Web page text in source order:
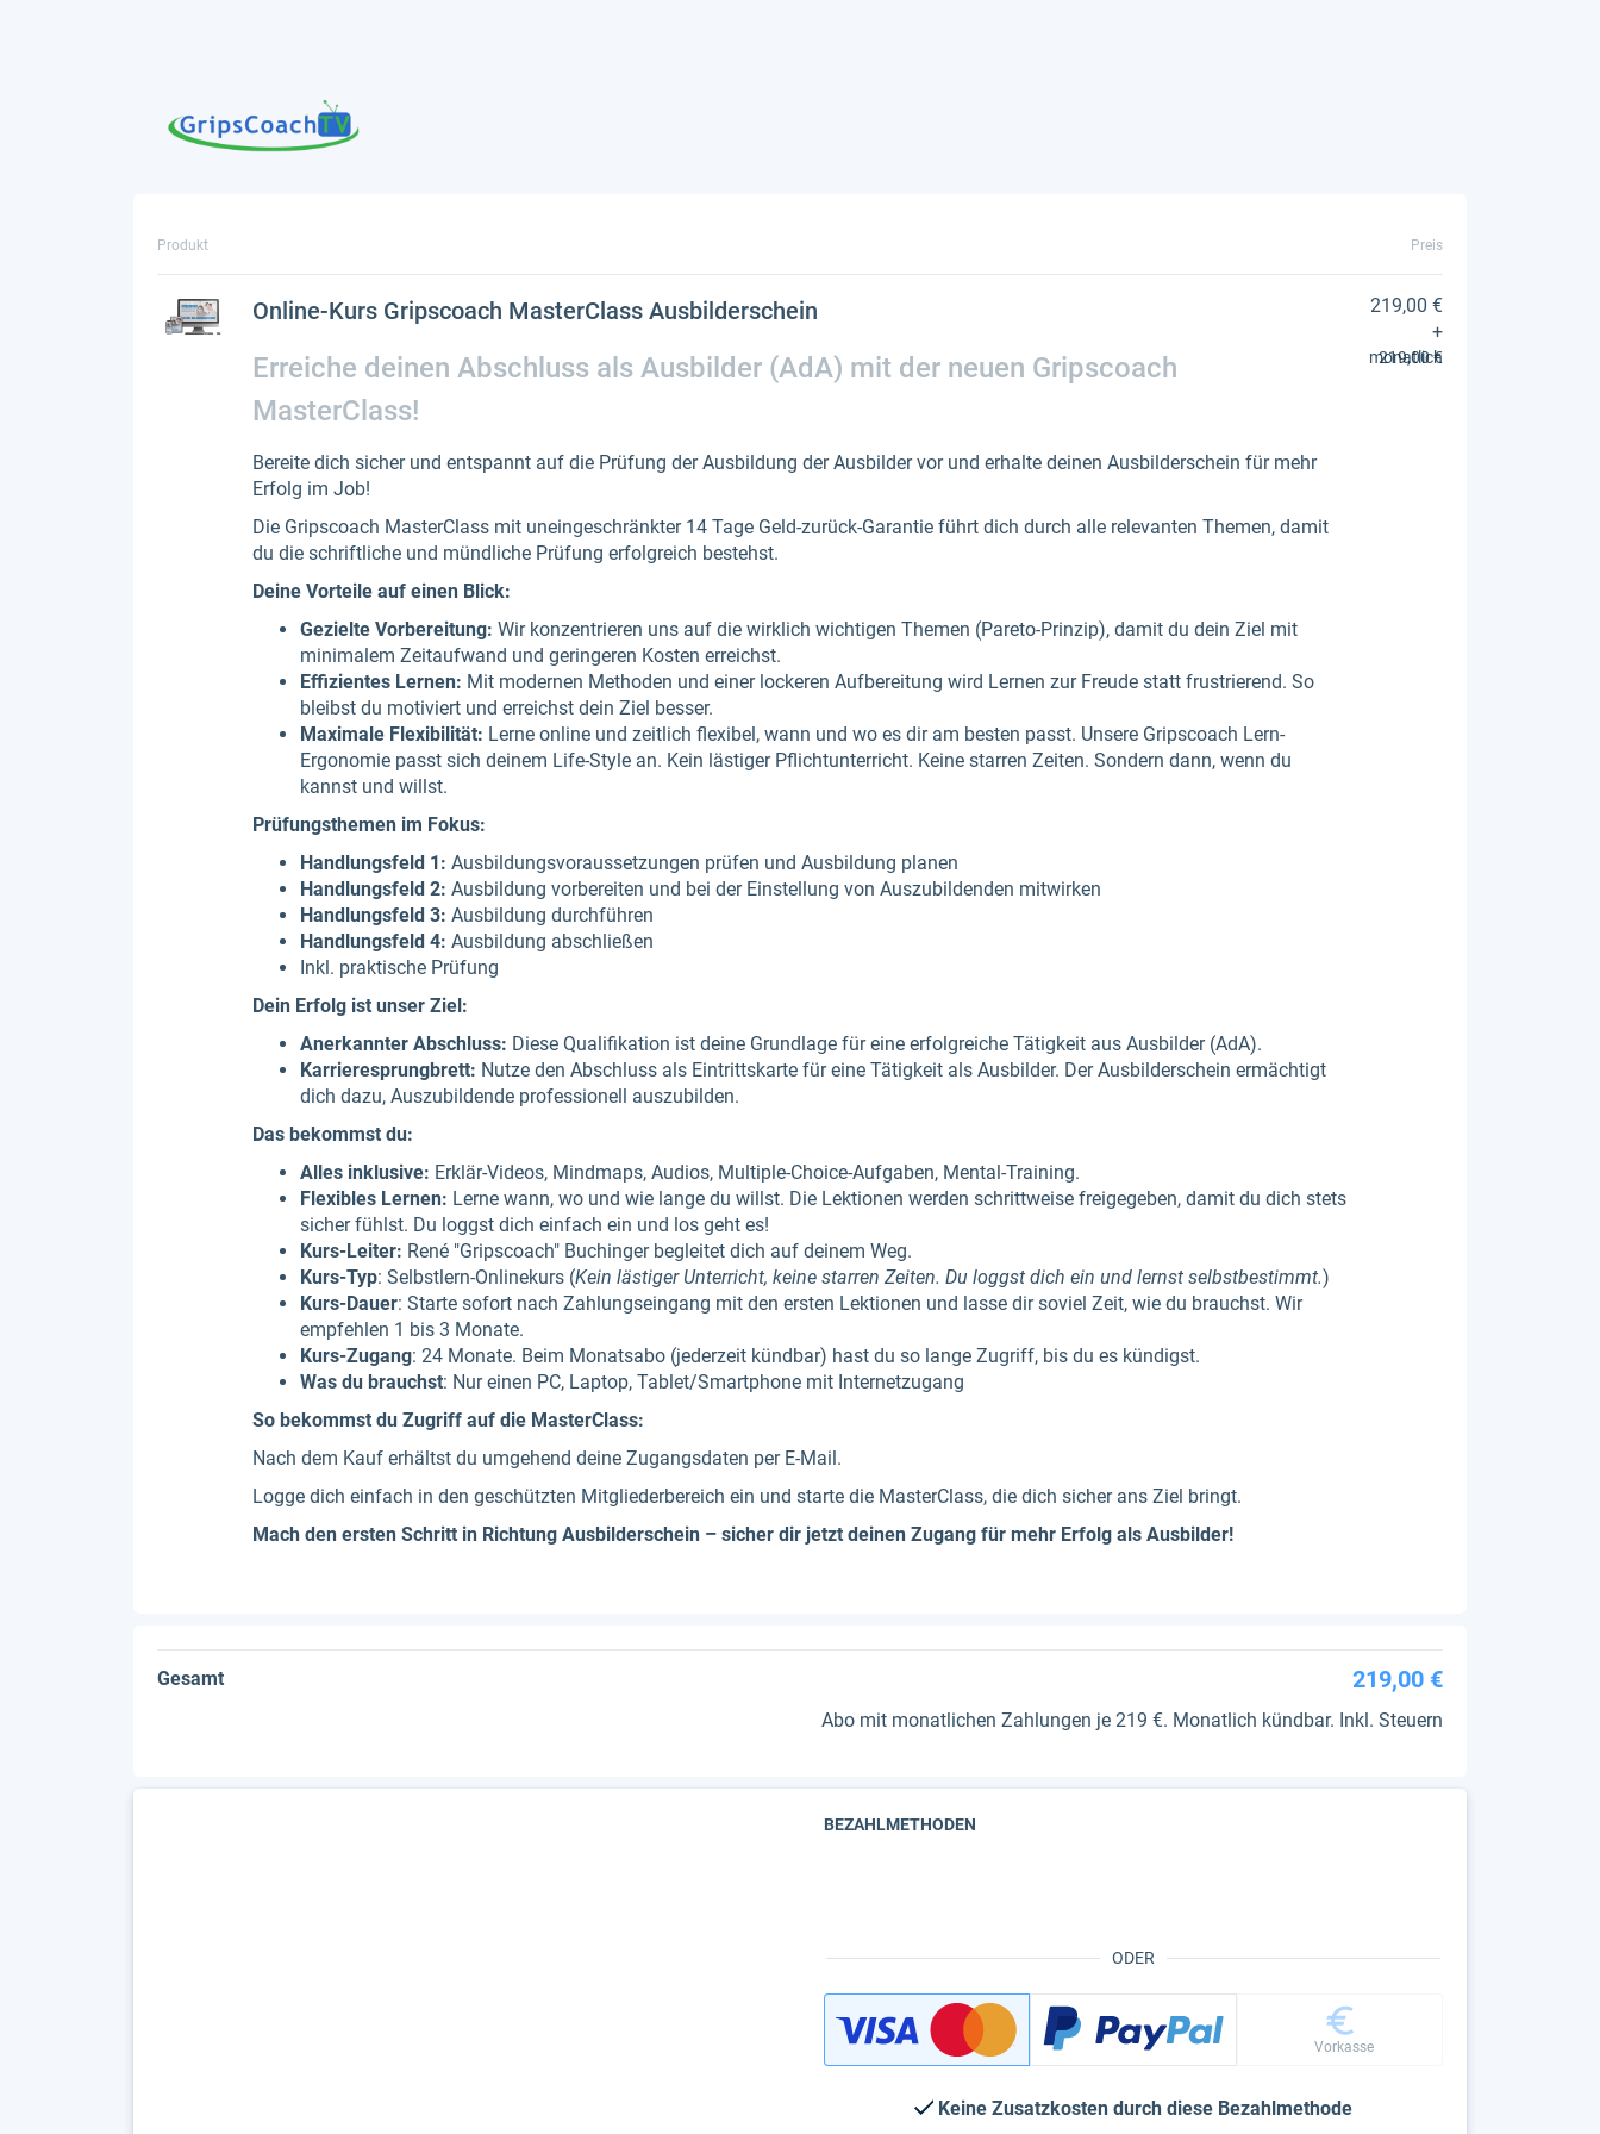
Produkt Preis
Online-Kurs Gripscoach MasterClass Ausbilderschein
Erreiche deinen Abschluss als Ausbilder (AdA) mit der neuen Gripscoach
MasterClass!
Bereite dich sicher und entspannt auf die Prüfung der Ausbildung der Ausbilder vor und erhalte deinen Ausbilderschein für mehr
Erfolg im Job!
Die Gripscoach MasterClass mit uneingeschränkter 14 Tage Geld-zurück-Garantie führt dich durch alle relevanten Themen, damit
du die schriftliche und mündliche Prüfung erfolgreich bestehst.
Deine Vorteile auf einen Blick:
Gezielte Vorbereitung: Wir konzentrieren uns auf die wirklich wichtigen Themen (Pareto-Prinzip), damit du dein Ziel mit
minimalem Zeitaufwand und geringeren Kosten erreichst.
Effizientes Lernen: Mit modernen Methoden und einer lockeren Aufbereitung wird Lernen zur Freude statt frustrierend. So
bleibst du motiviert und erreichst dein Ziel besser.
Maximale Flexibilität: Lerne online und zeitlich flexibel, wann und wo es dir am besten passt. Unsere Gripscoach Lern-
Ergonomie passt sich deinem Life-Style an. Kein lästiger Pflichtunterricht. Keine starren Zeiten. Sondern dann, wenn du
kannst und willst.
Prüfungsthemen im Fokus:
Handlungsfeld 1: Ausbildungsvoraussetzungen prüfen und Ausbildung planen
Handlungsfeld 2: Ausbildung vorbereiten und bei der Einstellung von Auszubildenden mitwirken
Handlungsfeld 3: Ausbildung durchführen
Handlungsfeld 4: Ausbildung abschließen
Inkl. praktische Prüfung
Dein Erfolg ist unser Ziel:
Anerkannter Abschluss: Diese Qualifikation ist deine Grundlage für eine erfolgreiche Tätigkeit aus Ausbilder (AdA).
Karrieresprungbrett: Nutze den Abschluss als Eintrittskarte für eine Tätigkeit als Ausbilder. Der Ausbilderschein ermächtigt
dich dazu, Auszubildende professionell auszubilden.
Das bekommst du:
Alles inklusive: Erklär-Videos, Mindmaps, Audios, Multiple-Choice-Aufgaben, Mental-Training.
Flexibles Lernen: Lerne wann, wo und wie lange du willst. Die Lektionen werden schrittweise freigegeben, damit du dich stets
sicher fühlst. Du loggst dich einfach ein und los geht es!
Kurs-Leiter: René "Gripscoach" Buchinger begleitet dich auf deinem Weg.
Kurs-Typ: Selbstlern-Onlinekurs (Kein lästiger Unterricht, keine starren Zeiten. Du loggst dich ein und lernst selbstbestimmt.)
Kurs-Dauer: Starte sofort nach Zahlungseingang mit den ersten Lektionen und lasse dir soviel Zeit, wie du brauchst. Wir
empfehlen 1 bis 3 Monate.
Kurs-Zugang: 24 Monate. Beim Monatsabo (jederzeit kündbar) hast du so lange Zugriff, bis du es kündigst.
Was du brauchst: Nur einen PC, Laptop, Tablet/Smartphone mit Internetzugang
So bekommst du Zugriff auf die MasterClass:
Nach dem Kauf erhältst du umgehend deine Zugangsdaten per E-Mail.
Logge dich einfach in den geschützten Mitgliederbereich ein und starte die MasterClass, die dich sicher ans Ziel bringt.
Mach den ersten Schritt in Richtung Ausbilderschein – sicher dir jetzt deinen Zugang für mehr Erfolg als Ausbilder!
219,00 €
+
219,00 €
monatlich
Gesamt 219,00 €
Abo mit monatlichen Zahlungen je 219 €. Monatlich kündbar. Inkl. Steuern
ODER
BEZAHLMETHODEN
Vorkasse
Keine Zusatzkosten durch diese Bezahlmethode